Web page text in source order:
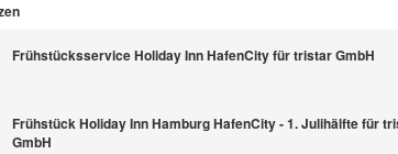
Frühstücksservice Holiday Inn HafenCity für tristar GmbH
Frühstück Holiday Inn Hamburg HafenCity - 1. Julihälfte für
GmbH